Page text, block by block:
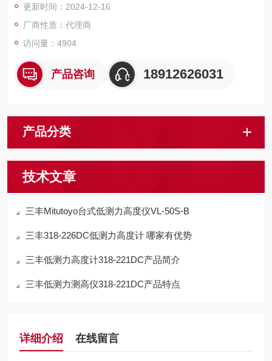
用。更新时间：2024-12-16
厂商性质：代理商
访问量：4904
产品咨询 18912626031
产品分类
技术文章
三丰Mitutoyo台式低测力高度仪VL-50S-B
三丰318-226DC低测力高度计 哪家有优势
三丰低测力高度计318-221DC产品简介
三丰低测力测高仪318-221DC产品特点
详细介绍 在线留言